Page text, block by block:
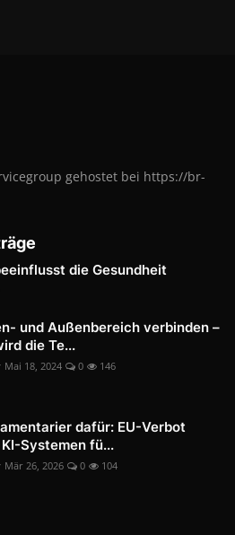
gehostet bei https://br-
die Gesundheit
und Außenbereich verbinden –
die Te...
Mai 18, 2024 0 146
dafür: EU-Verbot
Systemen fü...
Mär 26, 2026 0 104